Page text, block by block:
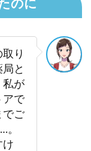
り
と
私が
アで
でご
け